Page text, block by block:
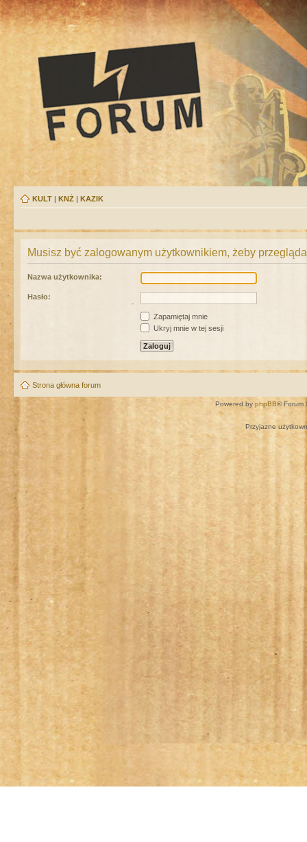
KULT | KNŻ | KAZIK
Musisz być zalogowanym użytkownikiem, żeby
Nazwa użytkownika:
Hasło:
Zapamiętaj mnie
Ukryj mnie w tej sesji
Strona główna forum
Powered by phpBB® Forum
Przyjazne